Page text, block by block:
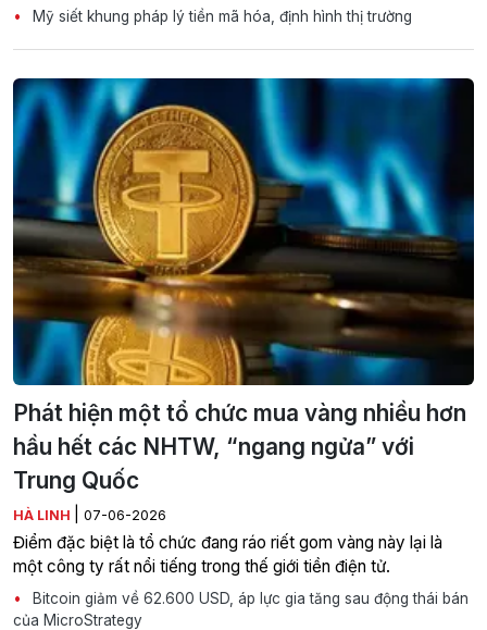
Mỹ siết khung pháp lý tiền mã hóa, định hình thị trường
Phát hiện một tổ chức mua vàng nhiều hơn
hầu hết các NHTW, “ngang ngửa” với
Trung Quốc
HÀ LINH 07-06-2026
Điểm đặc biệt là tổ chức đang ráo riết gom vàng này lại là
một công ty rất nổi tiếng trong thế giới tiền điện tử.
Bitcoin giảm về 62.600 USD, áp lực gia tăng sau động thái bán
của MicroStrategy